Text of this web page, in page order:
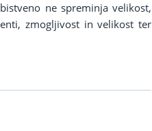
ne spreminja velikost,
zmogljivost in velikost ter